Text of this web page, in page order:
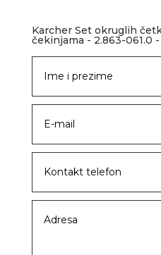
Karcher Set okruglih
čekinjama - 2.863-061.0